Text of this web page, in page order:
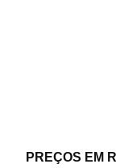
PREÇOS EM